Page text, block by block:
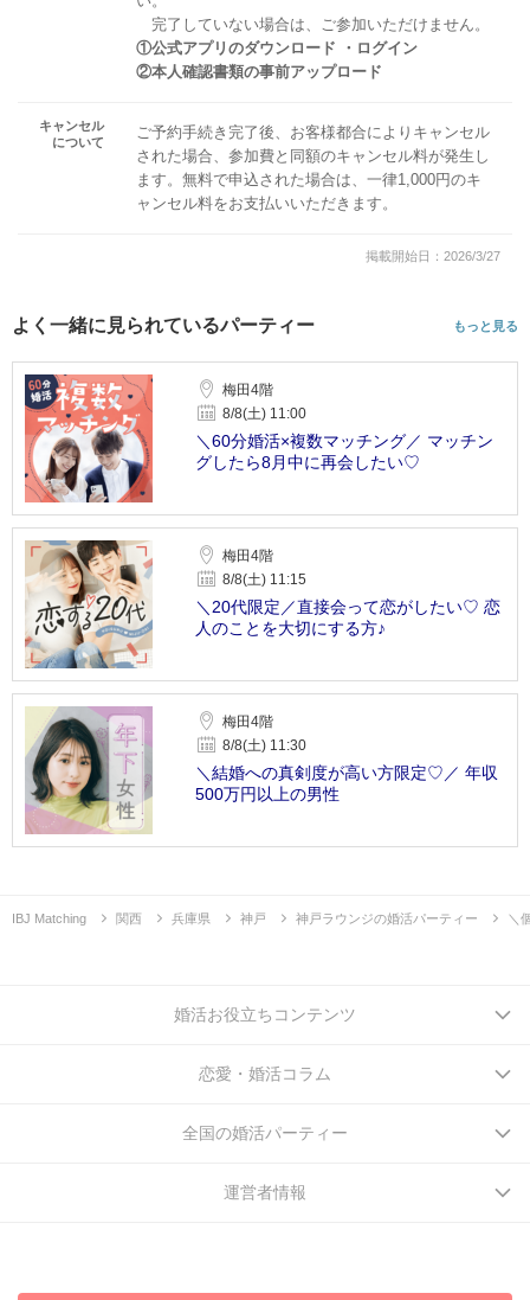
完了していない場合は、ご参加いただけません。
①公式アプリのダウンロード ・ログイン
②本人確認書類の事前アップロード
キャンセル
について
ご予約手続き完了後、お客様都合によりキャンセル
された場合、参加費と同額のキャンセル料が発生し
ます。無料で申込された場合は、一律1,000円のキ
ャンセル料をお支払いいただきます。
掲載開始日：2026/3/27
よく一緒に見られているパーティー もっと見る
梅田4階
8/8(土) 11:00
＼60分婚活×複数マッチング／ マッチン
グしたら8月中に再会したい♡
梅田4階
8/8(土) 11:15
＼20代限定／直接会って恋がしたい♡ 恋
人のことを大切にする方♪
梅田4階
8/8(土) 11:30
＼結婚への真剣度が高い方限定♡／ 年収
500万円以上の男性
IBJ Matching 関西 兵庫県 神戸 神戸ラウンジの婚活パーティー ＼
婚活お役立ちコンテンツ
恋愛・婚活コラム
全国の婚活パーティー
運営者情報